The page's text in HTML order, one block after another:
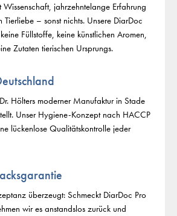
Wissenschaft, jahrzehntelange Erfahrung
Tierliebe – sonst nichts. Unsere DiarDoc
Füllstoffe, keine künstlichen Aromen,
Zutaten tierischen Ursprungs.
Hölters moderner Manufaktur in Stade
Unser Hygiene-Konzept nach HACCP
lückenlose Qualitätskontrolle jeder
überzeugt: Schmeckt DiarDoc Pro
wir es anstandslos zurück und